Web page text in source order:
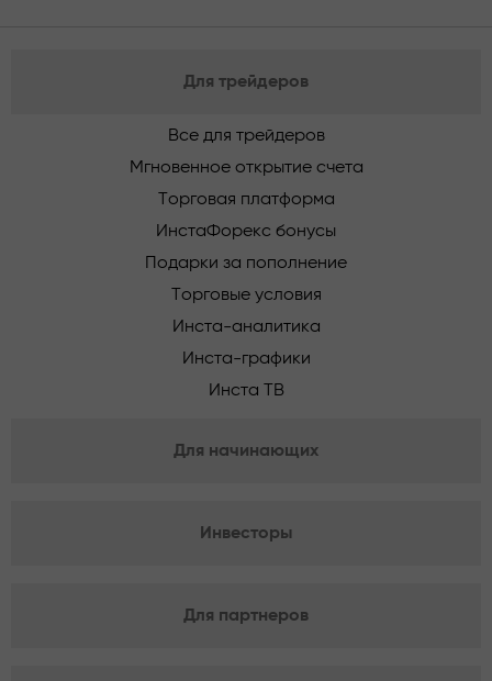
Для трейдеров
Все для трейдеров
Мгновенное открытие счета
Торговая платформа
ИнстаФорекс бонусы
Подарки за пополнение
Торговые условия
Инста-аналитика
Инста-графики
Инста ТВ
Для начинающих
Инвесторы
Для партнеров